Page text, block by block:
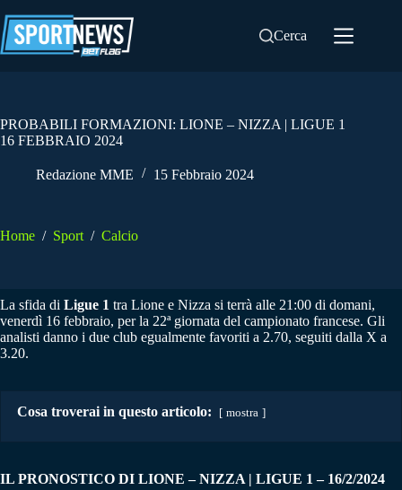
al
contenuto
Cerca
PROBABILI FORMAZIONI: LIONE – NIZZA | LIGUE 1
16 FEBBRAIO 2024
Redazione MME 15 Febbraio 2024
Home / Sport / Calcio
La sfida di Ligue 1 tra Lione e Nizza si terrà alle 21:00 di domani,
venerdì 16 febbraio, per la 22ª giornata del campionato francese. Gli
analisti danno i due club egualmente favoriti a 2.70, seguiti dalla X a
3.20.
Cosa troverai in questo articolo: mostra
IL PRONOSTICO DI LIONE – NIZZA | LIGUE 1 – 16/2/2024